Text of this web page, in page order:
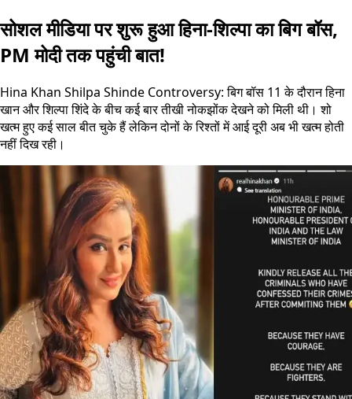
सोशल मीडिया पर शुरू हुआ हिना-शिल्पा का बिग बॉस,
PM मोदी तक पहुंची बात!
Hina Khan Shilpa Shinde Controversy: बिग बॉस 11 के दौरान हिना
खान और शिल्पा शिंदे के बीच कई बार तीखी नोकझोंक देखने को मिली थी। शो
खत्म हुए कई साल बीत चुके हैं लेकिन दोनों के रिश्तों में आई दूरी अब भी खत्म होती
नहीं दिख रही।